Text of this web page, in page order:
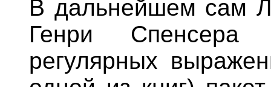
В дальнейшем сам
Генри Спенсера
регулярных